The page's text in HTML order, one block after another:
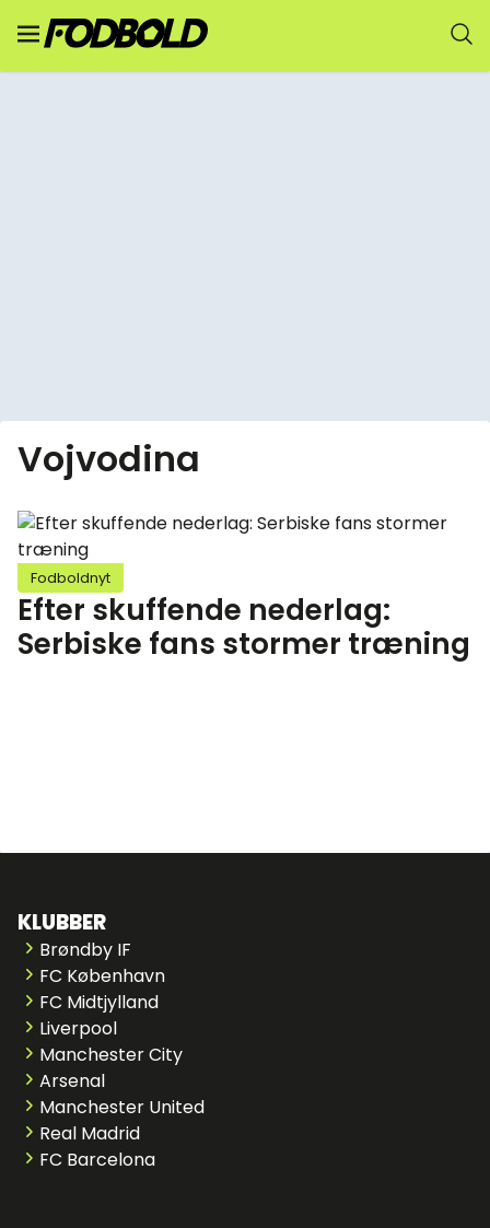
Vojvodina
Fodboldnyt
Efter skuffende nederlag:
Serbiske fans stormer træning
KLUBBER
Brøndby IF
FC København
FC Midtjylland
Liverpool
Manchester City
Arsenal
Manchester United
Real Madrid
FC Barcelona